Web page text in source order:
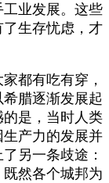
业发展。这些
生存忧虑，才
都有吃有穿，
腊逐渐发展起
是，当时人类
产力的发展并
另一条歧途：
然各个城邦为